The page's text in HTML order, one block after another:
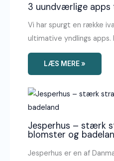
3 uundværlige
Vi har spurgt en række
ultimative yndlings
LÆS MERE »
Jesperhus – stærk
blomster og
Jesperhus er en af